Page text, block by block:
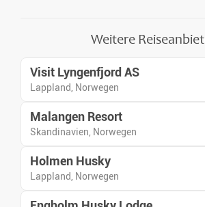
Weitere
Visit Lyngenfjord AS
Lappland, Norwegen
Malangen Resort
Skandinavien, Norwegen
Holmen Husky
Lappland, Norwegen